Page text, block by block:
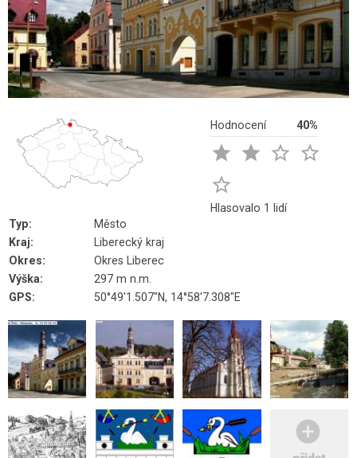
Hodnocení 40%
   

Hlasovalo 1 lidí
Typ:
Město
Kraj:
Liberecký kraj
Okres:
Okres Liberec
Výška:
297 m n.m.
GPS:
50°49'1.507"N, 14°58'7.308"E